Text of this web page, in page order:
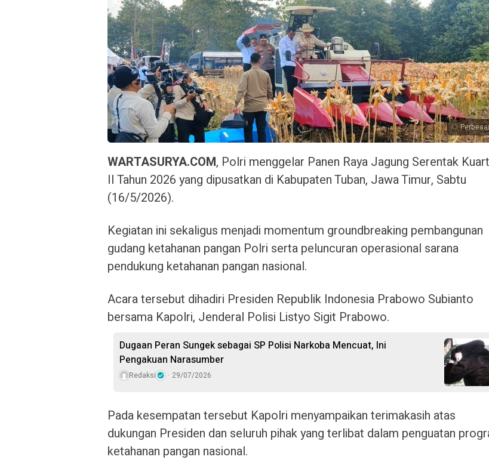
WARTASURYA.COM, Polri menggelar Panen Raya Jagung Serentak
II Tahun 2026 yang dipusatkan di Kabupaten Tuban, Jawa Timur, Sabtu
(16/5/2026).
Kegiatan ini sekaligus menjadi momentum groundbreaking pembangunan
gudang ketahanan pangan Polri serta peluncuran operasional sarana
pendukung ketahanan pangan nasional.
Acara tersebut dihadiri Presiden Republik Indonesia Prabowo Subianto
bersama Kapolri, Jenderal Polisi Listyo Sigit Prabowo.
Dugaan Peran Sungek sebagai SP Polisi Narkoba Mencuat, Ini
Pengakuan Narasumber
Redaksi 29/07/2026
Pada kesempatan tersebut Kapolri menyampaikan terimakasih atas
dukungan Presiden dan seluruh pihak yang terlibat dalam penguatan
ketahanan pangan nasional.